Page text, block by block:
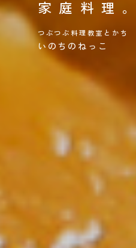
家庭料理。
つぶつぶ料理教室とかち
いのちのねっこ